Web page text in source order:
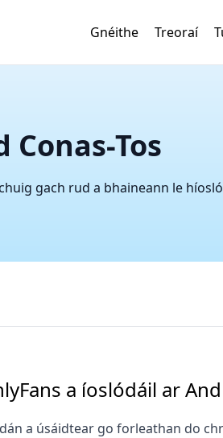
Gnéithe Treoraí
Conas-Tos
gach rud a bhaineann le
a íoslódáil ar
a úsáidtear go forleathan do